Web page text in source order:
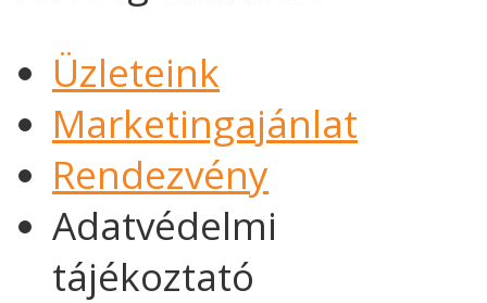
Üzleteink
Marketingajánlat
Rendezvény
Adatvédelmi
tájékoztató